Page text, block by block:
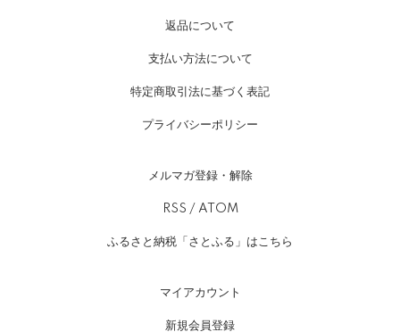
返品について
支払い方法について
特定商取引法に基づく表記
プライバシーポリシー
メルマガ登録・解除
RSS / ATOM
ふるさと納税「さとふる」はこちら
マイアカウント
新規会員登録